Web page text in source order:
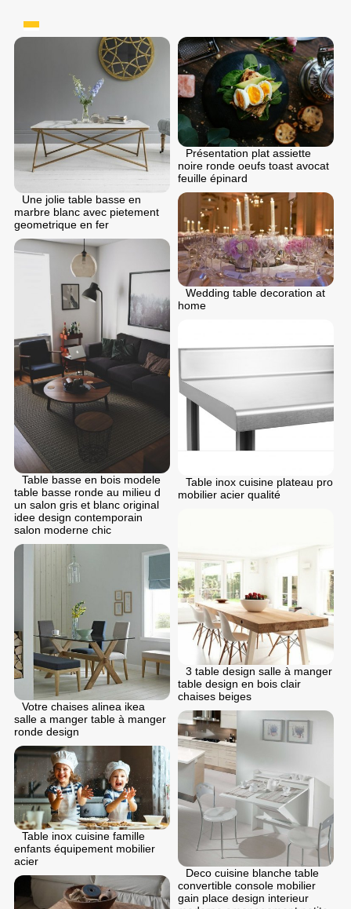
Une jolie table basse en
marbre blanc avec pietement
geometrique en fer
Présentation plat assiette
noire ronde oeufs toast avocat
feuille épinard
Wedding table decoration at
home
Table basse en bois modele
table basse ronde au milieu d
un salon gris et blanc original
idee design contemporain
salon moderne chic
Table inox cuisine plateau pro
mobilier acier qualité
3 table design salle à manger
table design en bois clair
chaises beiges
Votre chaises alinea ikea
salle a manger table à manger
ronde design
Deco cuisine blanche table
convertible console mobilier
gain place design interieur
Table inox cuisine famille
enfants équipement mobilier
acier